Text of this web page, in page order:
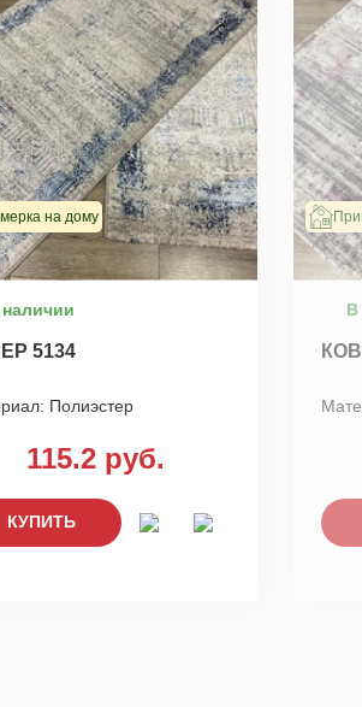
на дому
5134
Полиэстер
115.2 руб.
КУПИТЬ
В